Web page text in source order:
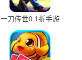
一刀传世0.1折手游
平台 101.3.0 最新
版